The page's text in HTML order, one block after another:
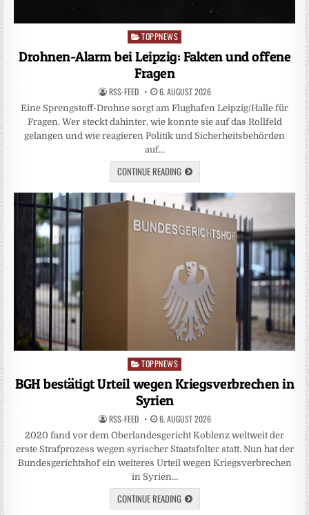
Posted
in
TOPPNEWS
Drohnen-Alarm bei Leipzig: Fakten und offene
Fragen
RSS-FEED 6. AUGUST 2026
Eine Sprengstoff-Drohne sorgt am Flughafen Leipzig/Halle für
Fragen. Wer steckt dahinter, wie konnte sie auf das Rollfeld
gelangen und wie reagieren Politik und Sicherheitsbehörden
auf…
CONTINUE READING
Posted
in
TOPPNEWS
BGH bestätigt Urteil wegen Kriegsverbrechen in
Syrien
RSS-FEED 6. AUGUST 2026
2020 fand vor dem Oberlandesgericht Koblenz weltweit der
erste Strafprozess wegen syrischer Staatsfolter statt. Nun hat der
Bundesgerichtshof ein weiteres Urteil wegen Kriegsverbrechen
in Syrien…
CONTINUE READING